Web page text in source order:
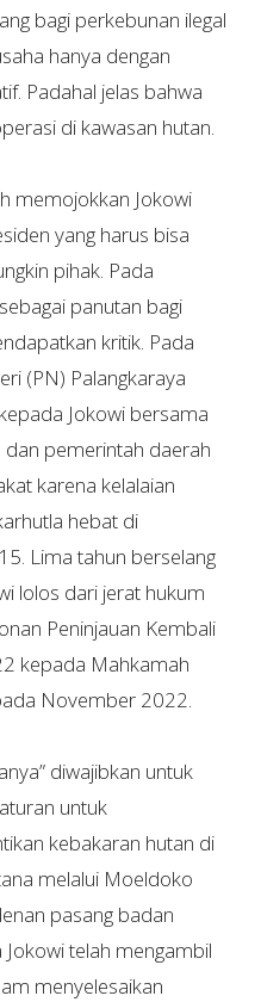
bagi perkebunan ilegal
hanya dengan
Padahal jelas bahwa
di kawasan hutan.
memojokkan Jokowi
yang harus bisa
pihak. Pada
panutan bagi
kritik. Pada
(PN) Palangkaraya
Jokowi bersama
pemerintah daerah
karena kelalaian
hebat di
Lima tahun berselang
lolos dari jerat hukum
Peninjauan Kembali
kepada Mahkamah
November 2022.
diwajibkan untuk
untuk
kebakaran hutan di
melalui Moeldoko
pasang badan
telah mengambil
menyelesaikan